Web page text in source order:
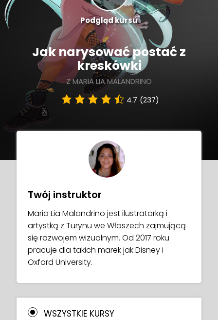
Podgląd kursu
Jak narysować postać z
kreskówki
Z MARIA LIA MALANDRINO
4.7 (237)
Twój instruktor
Maria Lia Malandrino jest ilustratorką i
artystką z Turynu we Włoszech zajmującą
się rozwojem wizualnym. Od 2017 roku
pracuje dla takich marek jak Disney i
Oxford University.
WSZYSTKIE KURSY